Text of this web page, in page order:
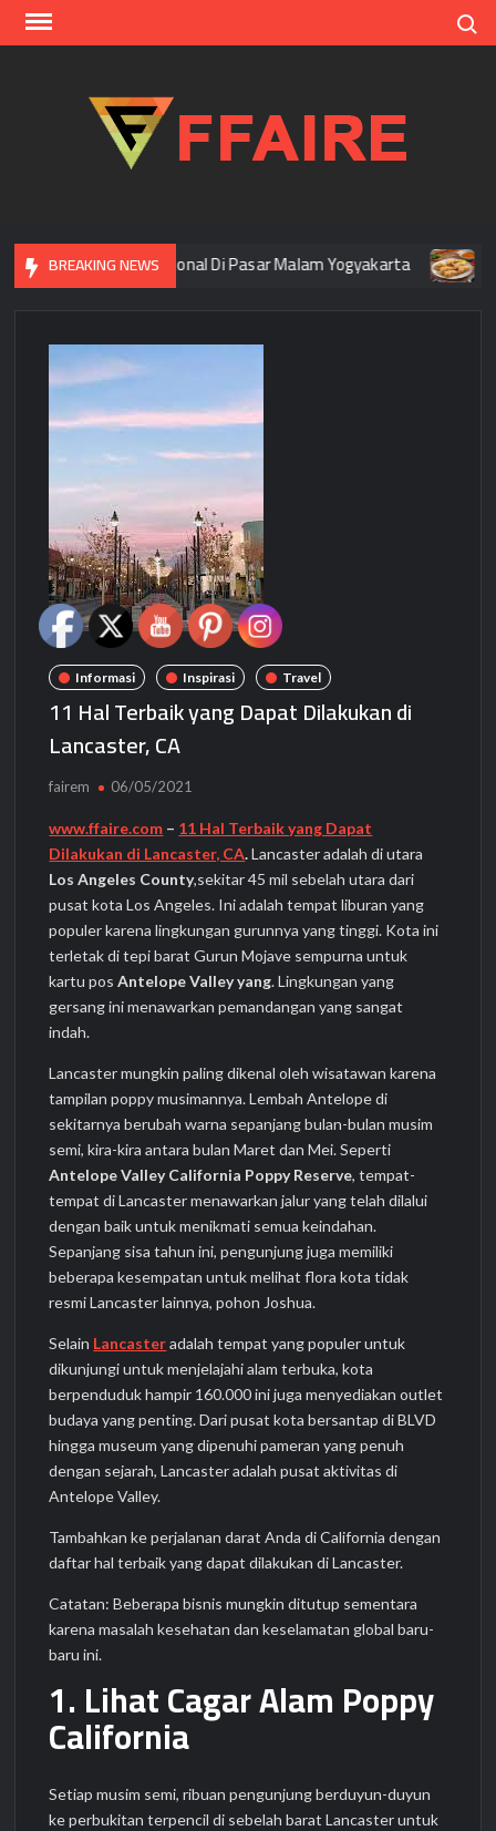
Skip
BREAKING NEWS
Rasa Tradisional Di Pasar Malam Yogyakarta Wisata
Informasi Inspirasi Travel
11 Hal Terbaik yang Dapat Dilakukan di
Lancaster, CA
fairem 06/05/2021
www.ffaire.com – 11 Hal Terbaik yang Dapat
Dilakukan di Lancaster, CA.Lancaster adalah di utara
Los Angeles County,sekitar 45 mil sebelah utara dari
pusat kota Los Angeles. Ini adalah tempat liburan yang
populer karena lingkungan gurunnya yang tinggi. Kota ini
terletak di tepi barat Gurun Mojave sempurna untuk
kartu posAntelope Valley yang. Lingkungan yang
gersang ini menawarkan pemandangan yang sangat
indah.
Lancaster mungkin paling dikenal oleh wisatawan karena
tampilan poppy musimannya. Lembah Antelope di
sekitarnya berubah warna sepanjang bulan-bulan musim
semi, kira-kira antara bulan Maret dan Mei. Seperti
Antelope Valley California Poppy Reserve, tempat-
tempat di Lancaster menawarkan jalur yang telah dilalui
dengan baik untuk menikmati semua keindahan.
Sepanjang sisa tahun ini, pengunjung juga memiliki
beberapa kesempatan untuk melihat flora kota tidak
resmi Lancaster lainnya, pohon Joshua.
Selain Lancasteradalah tempat yang populer untuk
dikunjungi untuk menjelajahi alam terbuka, kota
berpenduduk hampir 160.000 ini juga menyediakan outlet
budaya yang penting. Dari pusat kota bersantap di BLVD
hingga museum yang dipenuhi pameran yang penuh
dengan sejarah, Lancaster adalah pusat aktivitas di
Antelope Valley.
Tambahkan ke perjalanan darat Anda di California dengan
daftar hal terbaik yang dapat dilakukan di Lancaster.
Catatan: Beberapa bisnis mungkin ditutup sementara
karena masalah kesehatan dan keselamatan global baru-
baru ini.
1. Lihat Cagar Alam Poppy
California
Setiap musim semi, ribuan pengunjung berduyun-duyun
ke perbukitan terpencil di sebelah barat Lancaster untuk